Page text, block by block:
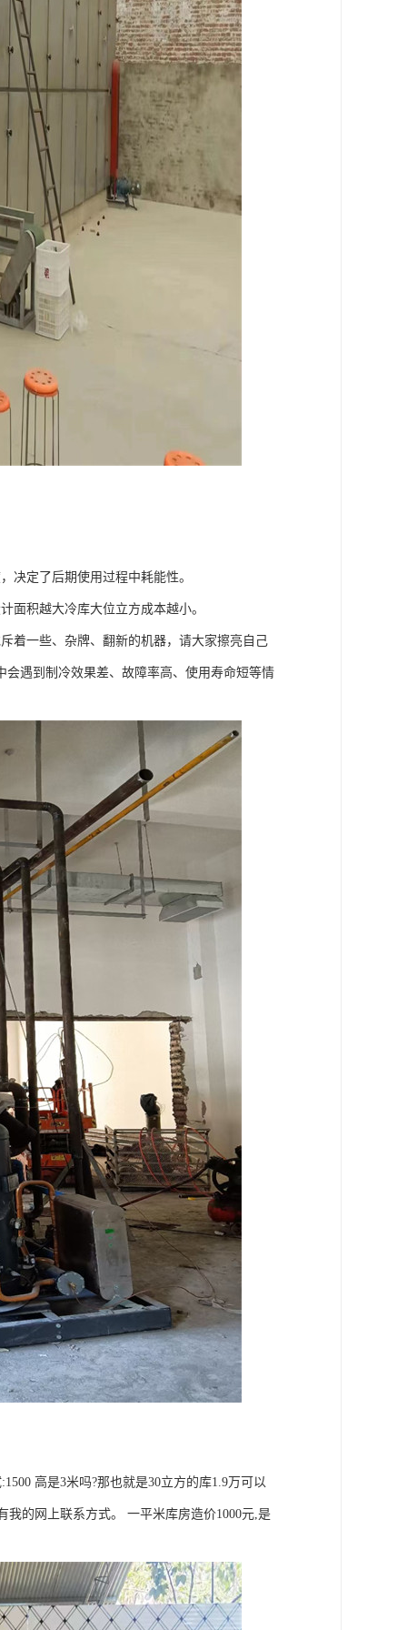
决定了后期使用过程中耗能性。
面积越大冷库大位立方成本越小。
着一些、杂牌、翻新的机器，请大家擦亮自己
遇到制冷效果差、故障率高、使用寿命短等情
高是3米吗?那也就是30立方的库1.9万可以
我的网上联系方式。 一平米库房造价1000元,是